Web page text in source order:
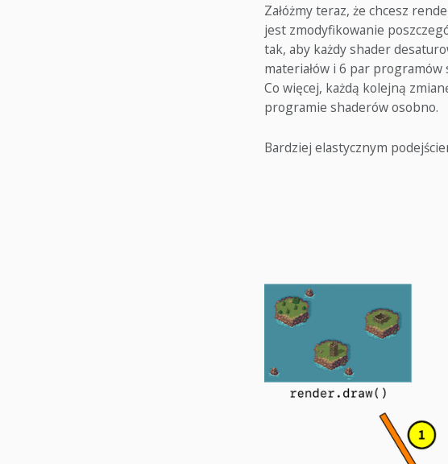
Załóżmy teraz, że chcesz
jest zmodyfikowanie
tak, aby każdy shader
materiałów i 6 par
Co więcej, każdą kolejną
programie shaderów osobno.
Bardziej elastycznym